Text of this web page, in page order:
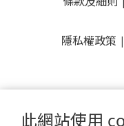
此網站使用
隱私權政策 |